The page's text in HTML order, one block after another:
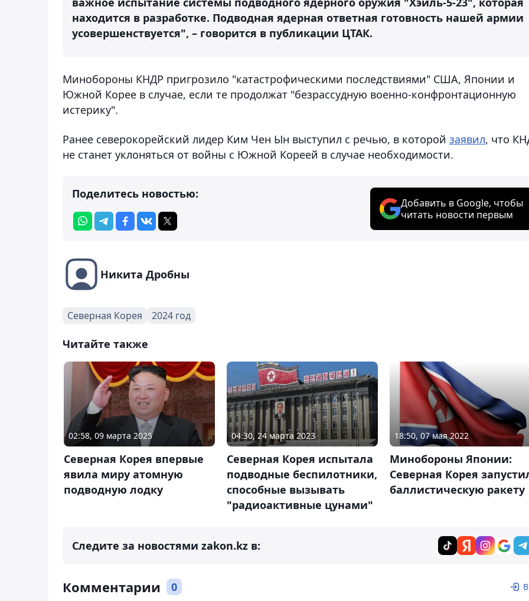
находится в разработке. Подводная ядерная ответная готовность нашей армии
усовершенствуется", – говорится в публикации ЦТАК.
Минобороны КНДР пригрозило "катастрофическими последствиями" США, Японии и
Южной Корее в случае, если те продолжат "безрассудную военно-конфронтационную
истерику".
Ранее северокорейский лидер Ким Чен Ын выступил с речью, в которой заявил, что
не станет уклоняться от войны с Южной Кореей в случае необходимости.
Поделитесь новостью:
Добавить в Google, чтобы
читать новости первым
Никита Дробны
Северная Корея 2024 год
Читайте также
02:58, 09 марта 2025
Северная Корея впервые
явила миру атомную
подводную лодку
04:30, 24 марта 2023
Северная Корея испытала
подводные беспилотники,
способные вызывать
"радиоактивные цунами"
18:50, 07 мая 2022
Минобороны Японии:
Северная Корея
баллистическую ракету
Следите за новостями zakon.kz в:
Комментарии 0